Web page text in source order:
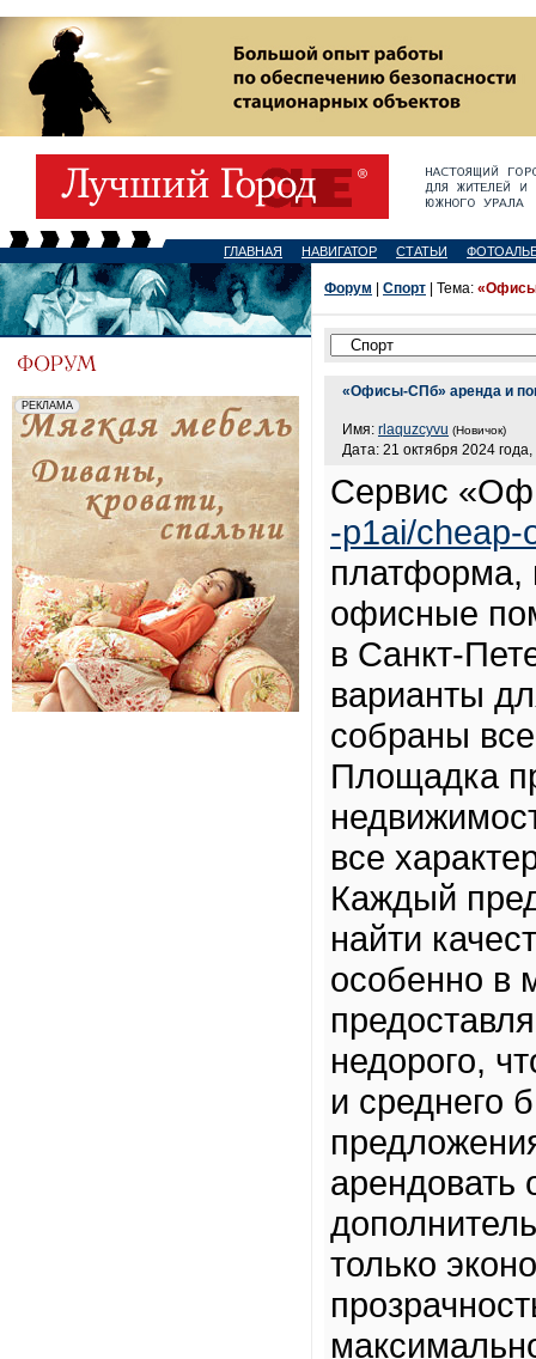
ГЛАВНАЯ НАВИГАТОР СТАТЬИ
Форум Спорт | Тема:
«Офисы-СПб» аренда и
Имя: rlaquzcyvu (Новичок)
Дата: 21 октября 2024 года,
Сервис
-p1ai/cheap-
платформа,
офисные
в Санкт-
варианты
собраны
Площадка
все
Каждый
найти
особенно в
недорого,
и среднего
арендовать
только